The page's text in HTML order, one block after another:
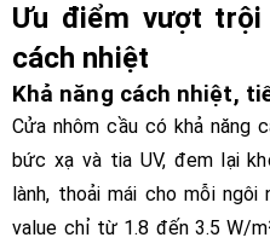
Ưu điểm vượt trội
cách nhiệt
Khả năng cách nhiệt,
Cửa nhôm cầu có khả năng
bức xạ và tia UV, đem lại
lành, thoải mái cho mỗi
value chỉ từ 1.8 đến 3.5 W/